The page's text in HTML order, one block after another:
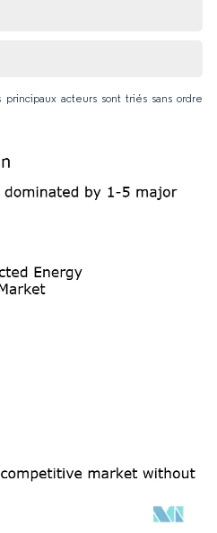
acteurs sont triés sans ordre